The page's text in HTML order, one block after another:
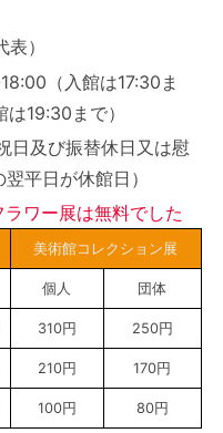
）
（入館は17:30ま
19:30まで）
日及び振替休日又は慰
平日が休館日）
ワー展は無料でした
美術館コレクション展
個人 団体
310円 250円
210円 170円
100円 80円